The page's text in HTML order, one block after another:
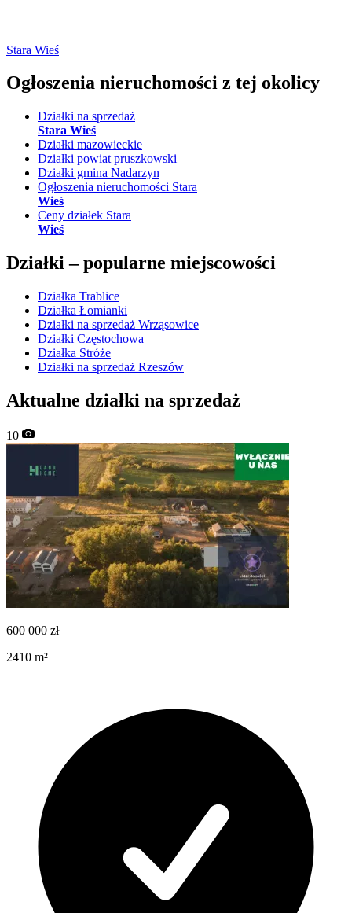
Stara Wieś
Ogłoszenia nieruchomości z tej okolicy
Działki na sprzedaż
Stara Wieś
Działki mazowieckie
Działki powiat pruszkowski
Działki gmina Nadarzyn
Ogłoszenia nieruchomości Stara
Wieś
Ceny działek Stara
Wieś
Działki –popularne miejscowości
Działka Trablice
Działka Łomianki
Działki na sprzedaż Wrząsowice
Działki Częstochowa
Działka Stróże
Działki na sprzedaż Rzeszów
Aktualne działki na sprzedaż
10
600 000 zł
2410 m²